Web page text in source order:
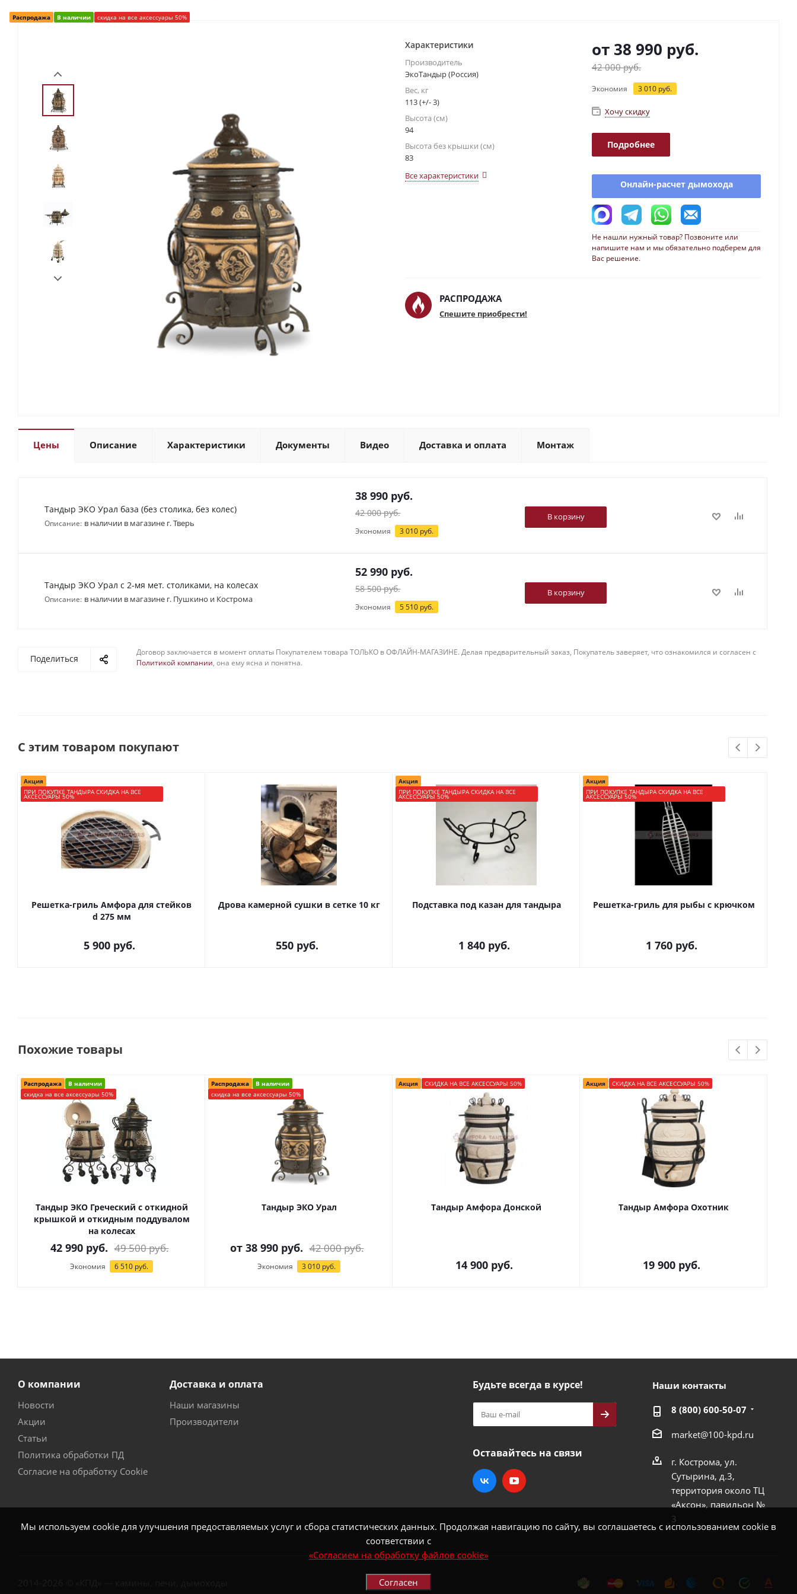
Мы используем cookie для улучшения предоставляемых услуг и сбора статистических данных. Продолжая навигацию по сайту, вы соглашаетесь с использованием cookie в
соответствии с
«Согласием на обработку файлов cookie»
Согласен
Распродажа В наличии скидка на все аксессуары 50%
Характеристики
Производитель
ЭкоТандыр (Россия)
Вес, кг
113 (+/- 3)
Высота (см)
94
Высота без крышки (см)
83
Все характеристики
от 38 990 руб.
42 000 руб.
Экономия 3 010 руб.
Хочу скидку
Подробнее
Онлайн-расчет дымохода
Не нашли нужный товар? Позвоните или
напишите нам и мы обязательно подберем для
Вас решение.
РАСПРОДАЖА
Спешите приобрести!
Цены Описание Характеристики Документы Видео Доставка и оплата Монтаж
Тандыр ЭКО Урал база (без столика, без колес)
Описание: в наличии в магазине г. Тверь
38 990 руб.
42 000руб.
Экономия 3 010 руб.
В корзину
Тандыр ЭКО Урал с 2-мя мет. столиками, на колесах
Описание: в наличии в магазине г. Пушкино и Кострома
52 990 руб.
58 500руб.
Экономия 5 510 руб.
В корзину
Поделиться
Договор заключается в момент оплаты Покупателем товара ТОЛЬКО в ОФЛАЙН-МАГАЗИНЕ. Делая предварительный заказ, Покупатель заверяет, что ознакомился и согласен с
Политикой компании, она ему ясна и понятна.
С этим товаром покупают
Акция
ПРИ ПОКУПКЕ ТАНДЫРА СКИДКА НА ВСЕ
АКСЕССУАРЫ 50%
Решетка-гриль Амфора для стейков
d 275 мм
5 900 руб.
Дрова камерной сушки в сетке 10 кг
550руб.
Акция
ПРИ ПОКУПКЕ ТАНДЫРА СКИДКА НА ВСЕ
АКСЕССУАРЫ 50%
Подставка под казан для тандыра
1 840 руб.
Акция
ПРИ ПОКУПКЕ ТАНДЫРА СКИДКА НА ВСЕ
АКСЕССУАРЫ 50%
Решетка-гриль для рыбы с крючком
1 760 руб.
Похожие товары
Распродажа
В наличии
скидка на все аксессуары 50%
Тандыр ЭКО Греческий с откидной
крышкой и откидным поддувалом
на колесах
42 990руб. 49 500руб.
Экономия 6 510 руб.
Распродажа
В наличии
скидка на все аксессуары 50%
Тандыр ЭКО Урал
от 38 990 руб. 42 000 руб.
Экономия 3 010 руб.
Акция СКИДКА НА ВСЕ АКСЕССУАРЫ 50%
Тандыр Амфора Донской
14 900 руб.
Акция СКИДКА НА ВСЕ АКСЕССУАРЫ 50%
Тандыр Амфора Охотник
19 900 руб.
О компании
Новости
Акции
Статьи
Политика обработки ПД
Согласие на обработку Cookie
Доставка и оплата
Наши магазины
Производители
Будьте всегда в курсе!
Оставайтесь на связи
Наши контакты
8 (800) 600-50-07
market@100-kpd.ru
г. Кострома, ул.
Сутырина, д.3,
территория около ТЦ
«Аксон», павильон №
3